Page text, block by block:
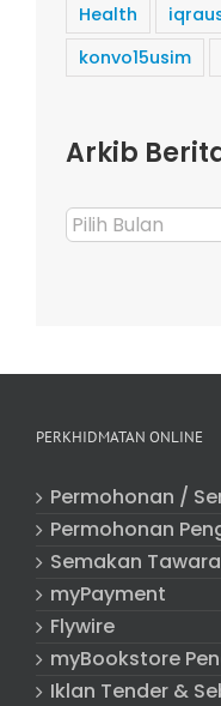
Health
konvo15usim
Arkib
Arkib
Berita
PERKHIDMATAN ONLINE
Permohonan /
Permohonan
Semakan
myPayment
Flywire
myBookstore
Iklan Tender &